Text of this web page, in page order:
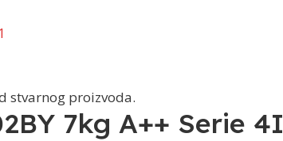
stvarnog proizvoda.
7kg A++ Serie 4I